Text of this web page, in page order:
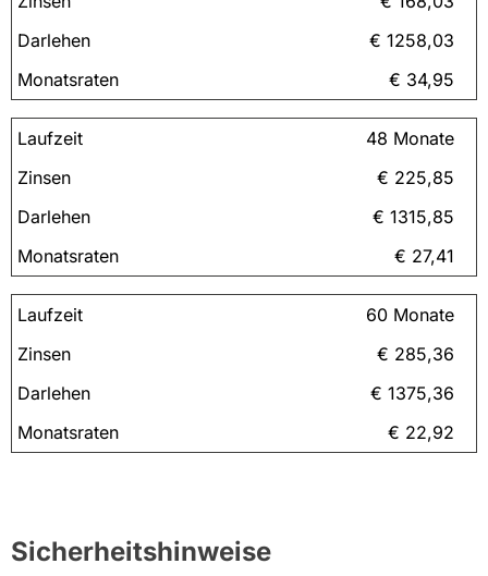
€ 1258,03
€ 34,95
48 Monate
€ 225,85
€ 1315,85
€ 27,41
60 Monate
€ 285,36
€ 1375,36
€ 22,92
Sicherheitshinweise